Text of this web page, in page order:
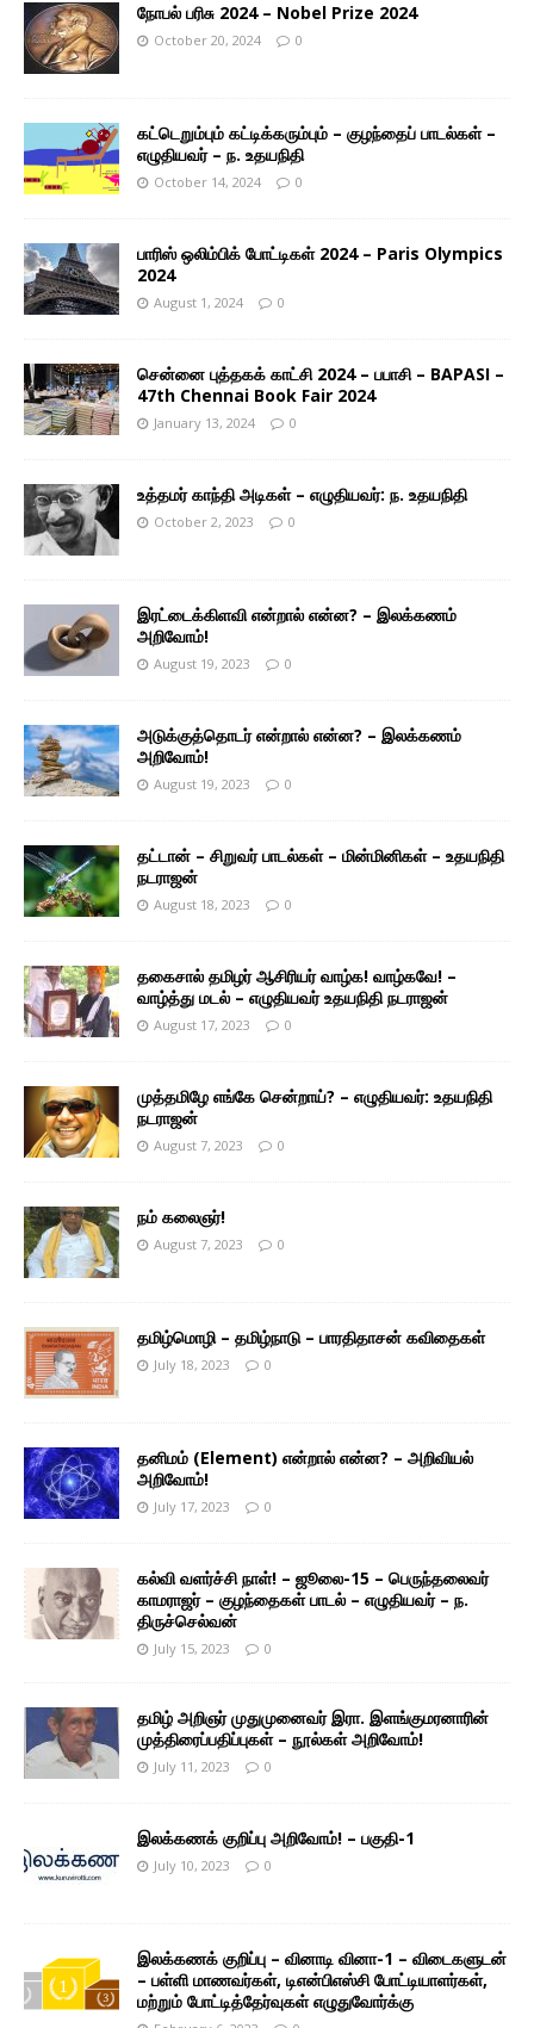
நோபல் பரிசு 2024 – Nobel Prize 2024
October 20, 2024 0
கட்டெறும்பும் கட்டிக்கரும்பும் – குழந்தைப் பாடல்கள் –
எழுதியவர் – ந. உதயநிதி
October 14, 2024 0
பாரிஸ் ஒலிம்பிக் போட்டிகள் 2024 – Paris Olympics
2024
August 1, 2024 0
சென்னை புத்தகக் காட்சி 2024 – பபாசி – BAPASI –
47th Chennai Book Fair 2024
January 13, 2024 0
உத்தமர் காந்தி அடிகள் – எழுதியவர்: ந. உதயநிதி
October 2, 2023 0
இரட்டைக்கிளவி என்றால் என்ன? – இலக்கணம்
அறிவோம்!
August 19, 2023 0
அடுக்குத்தொடர் என்றால் என்ன? – இலக்கணம்
அறிவோம்!
August 19, 2023 0
தட்டான் – சிறுவர் பாடல்கள் – மின்மினிகள் – உதயநிதி
நடராஜன்
August 18, 2023 0
தகைசால் தமிழர் ஆசிரியர் வாழ்க! வாழ்கவே! –
வாழ்த்து மடல் – எழுதியவர் உதயநிதி நடராஜன்
August 17, 2023 0
முத்தமிழே எங்கே சென்றாய்? – எழுதியவர்: உதயநிதி
நடராஜன்
August 7, 2023 0
நம் கலைஞர்!
August 7, 2023 0
தமிழ்மொழி – தமிழ்நாடு – பாரதிதாசன் கவிதைகள்
July 18, 2023 0
தனிமம் (Element) என்றால் என்ன? – அறிவியல்
அறிவோம்!
July 17, 2023 0
கல்வி வளர்ச்சி நாள்! – ஜூலை-15 – பெருந்தலைவர்
காமராஜர் – குழந்தைகள் பாடல் – எழுதியவர் – ந.
திருச்செல்வன்
July 15, 2023 0
தமிழ் அறிஞர் முதுமுனைவர் இரா. இளங்குமரனாரின்
முத்திரைப்பதிப்புகள் – நூல்கள் அறிவோம்!
July 11, 2023 0
இலக்கணக் குறிப்பு அறிவோம்! – பகுதி-1
July 10, 2023 0
இலக்கணக் குறிப்பு – வினாடி வினா-1 – விடைகளுடன்
– பள்ளி மாணவர்கள், டிஎன்பிஎஸ்சி போட்டியாளர்கள்,
மற்றும் போட்டித்தேர்வுகள் எழுதுவோர்க்கு